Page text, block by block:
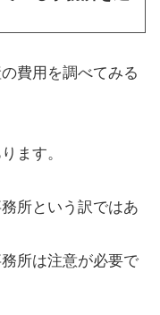
費用を調べてみる
ます。
所という訳ではあ
所は注意が必要で